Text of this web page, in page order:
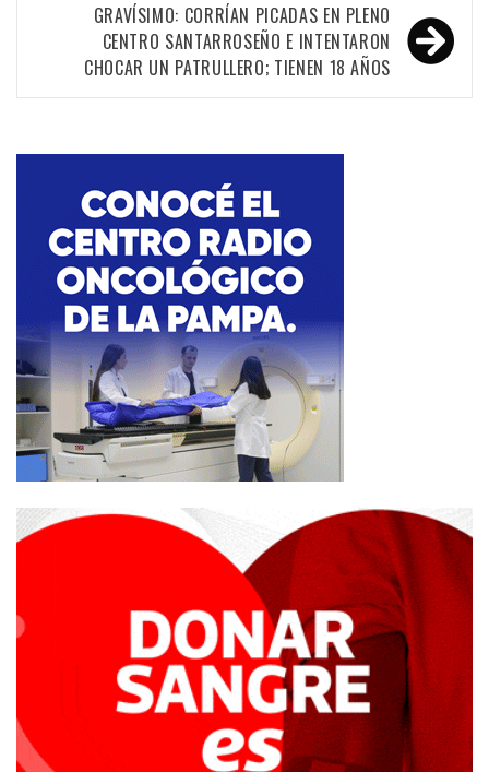
GRAVÍSIMO: CORRÍAN PICADAS EN PLENO
CENTRO SANTARROSEÑO E INTENTARON
CHOCAR UN PATRULLERO; TIENEN 18 AÑOS